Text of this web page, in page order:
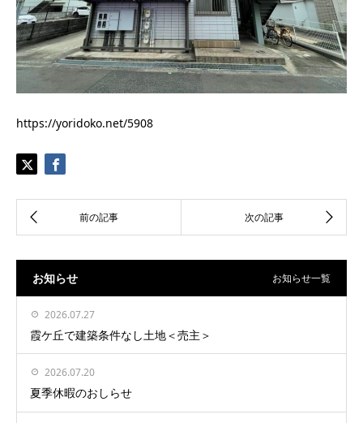
https://yoridoko.net/5908
お知らせ お知らせ一覧
2026.07.27
霞ケ丘で建築条件なし土地＜売主＞
2026.07.20
夏季休暇のおしらせ